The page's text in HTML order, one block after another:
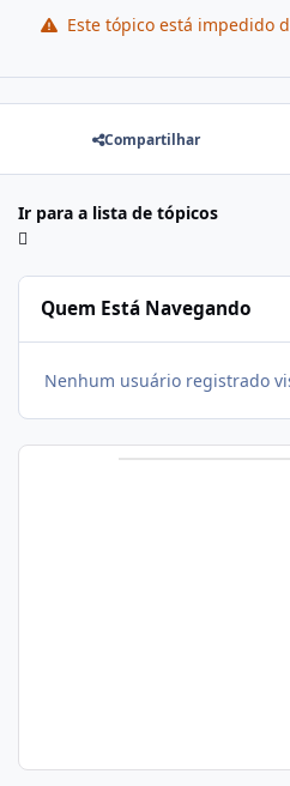
Este tópico está impedido
Compartilhar
Ir para a lista de tópicos
Quem Está Navegando
Nenhum usuário registrado